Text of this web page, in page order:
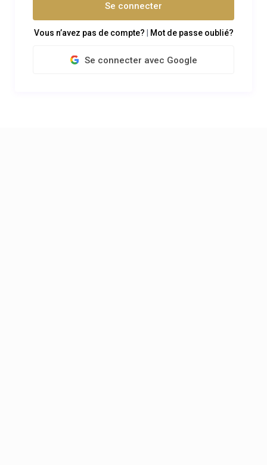
Se connecter
Vous n’avez pas de compte? Mot de passe oublié?
Se connecter avec Google